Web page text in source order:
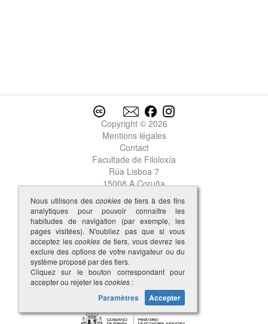
rẽes
refeçar
refece
referir
referta
reger
reguardo
reinado
Copyright © 2026
Mentions légales
Contact
Facultade de Filoloxía
Rúa Lisboa 7
15008 A Coruña
Nous utilisons des cookiesde tiers à des fins
analytiques pour pouvoir connaître les
habitudes de navigation (par exemple, les
pages visitées). N'oubliez pas que si vous
acceptez lescookies de tiers, vous devrez les
exclure des options de votre navigateur ou du
système proposé par des tiers.
Cliquez sur le bouton correspondant pour
accepter ou rejeter lescookies :
Paramètres Accepter